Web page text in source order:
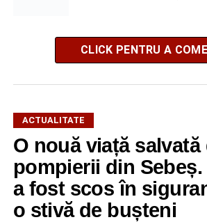
CLICK PENTRU A
ACTUALITATE
O nouă viață salvată
pompierii din Sebeș.
a fost scos în
o stivă de bușteni